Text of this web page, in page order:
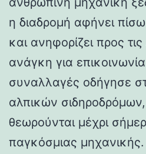
η διαδρομή αφήνει
και ανηφορίζει προς
ανάγκη για
συναλλαγές οδήγησε
αλπικών σιδηροδρόμων,
θεωρούνται μέχρι
παγκόσμιας μηχανικής.